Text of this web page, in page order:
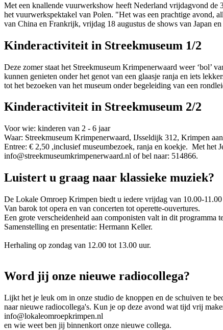
Met een knallende vuurwerkshow heeft Nederland vrijdagvond de
het vuurwerkspektakel van Polen. "Het was een prachtige avond,
van China en Frankrijk, vrijdag 18 augustus de shows van Japan
Kinderactiviteit in Streekmuseum 1/2
Deze zomer staat het Streekmuseum Krimpenerwaard weer ‘bol’
kunnen genieten onder het genot van een glaasje ranja en iets
tot het bezoeken van het museum onder begeleiding van een
Kinderactiviteit in Streekmuseum 2/2
Voor wie: kinderen van 2 - 6 jaar
Waar: Streekmuseum Krimpenerwaard, IJsseldijk 312, Krimpen
Entree: € 2,50 ,inclusief museumbezoek, ranja en koekje. Met het
info@streekmuseumkrimpenerwaard.nl of bel naar: 514866.
Luistert u graag naar klassieke muziek?
De Lokale Omroep Krimpen biedt u iedere vrijdag van 10.00-
Van barok tot opera en van concerten tot operette-ouvertures.
Een grote verscheidenheid aan componisten valt in dit programma
Samenstelling en presentatie: Hermann Keller.
Herhaling op zondag van 12.00 tot 13.00 uur.
Word jij onze nieuwe radiocollega?
Lijkt het je leuk om in onze studio de knoppen en de schuiven te
naar nieuwe radiocollega's. Kun je op deze avond wat tijd vrij
info@lokaleomroepkrimpen.nl
en wie weet ben jij binnenkort onze nieuwe collega.